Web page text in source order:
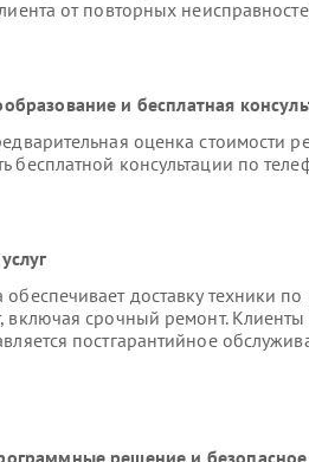
от повторных
и бесплатная
оценка стоимости
бесплатной консультации по
доставку техники
срочный ремонт. Клиенты
постгарантийное
решение и